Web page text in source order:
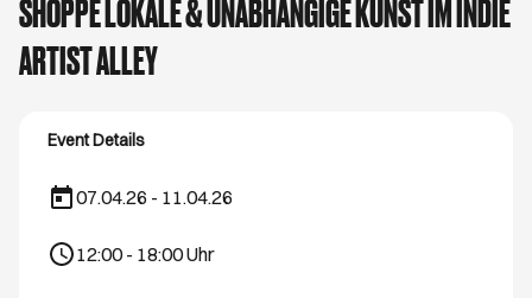
SHOPPE LOKALE & UNABHÄNGIGE KUNST IM INDIE
ARTIST ALLEY
Event Details
07.04.26 - 11.04.26
12:00 - 18:00Uhr